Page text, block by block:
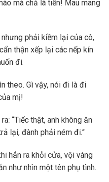
mà chả là tiền! Mau mang
phải kiềm lại của cô,
thận xếp lại các nếp kín
đi.
theo. Gì vậy, nói đi là đi
mị!
“Tiếc thật, anh không ăn
lại, đành phải ném đi.”
hắn ra khỏi cửa, vội vàng
như nhìn một tên phụ tình.